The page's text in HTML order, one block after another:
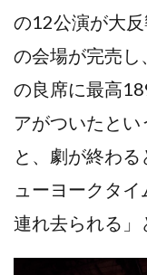
の12公演が大
の会場が完売し
の良席に最高
アがついたと
と、劇が終わ
ューヨークタ
連れ去られる」